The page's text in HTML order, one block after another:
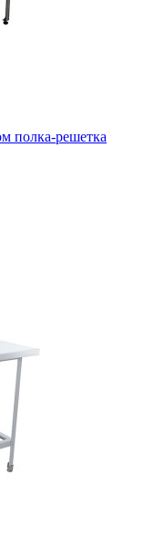
полка-решетка